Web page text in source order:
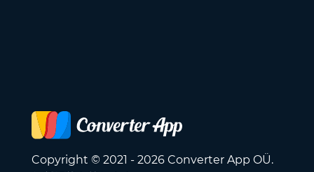
Copyright © 2021 - 2026 Converter App OÜ.